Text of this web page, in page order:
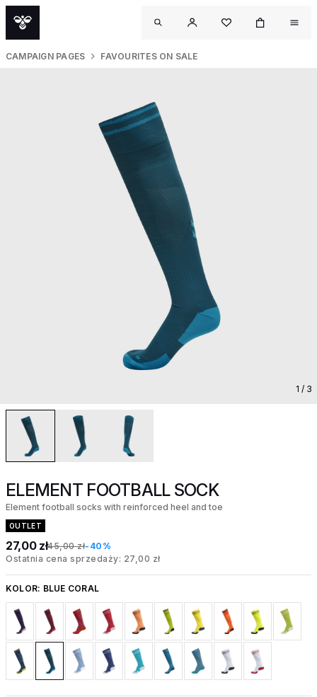
CAMPAIGN PAGES FAVOURITES ON SALE
1 / 3
ELEMENT FOOTBALL SOCK
Element football socks with reinforced heel and toe
OUTLET
27,00 zł45,00 zł-40%
Ostatnia cena sprzedaży: 27,00 zł
KOLOR: BLUE CORAL